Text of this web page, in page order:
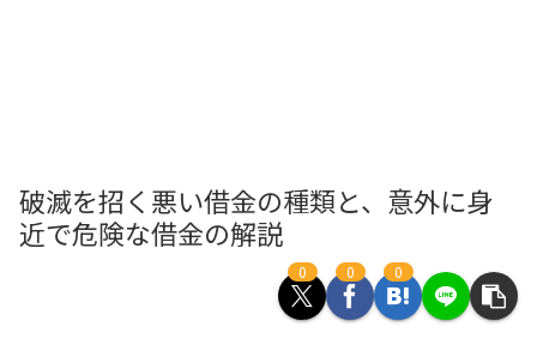
破滅を招く悪い借金の種類と、意外に身
近で危険な借金の解説
0 0 0